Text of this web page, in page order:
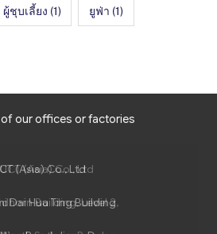
ผู้ชุบเลี้ยง (1) ยูฟ่า (1)
of our offices or factories
UCT (Asia) Co., Ltd
Building, Level 2,
(Asia) Co., Ltd
Dai Hua Ting Building